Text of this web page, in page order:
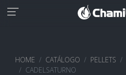
HOME CATÁLOGO PELLETS
CADELSATURNO